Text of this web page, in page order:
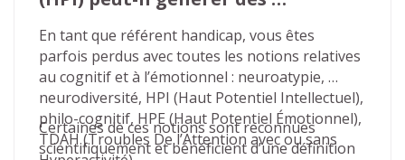
situations de handicap ?
En tant que référent handicap, vous êtes
parfois perdus avec toutes les notions relatives
au cognitif et à l’émotionnel : neuroatypie,
neurodiversité, HPI (Haut Potentiel Intellectuel),
philo-cognitif, HPE (Haut Potentiel Émotionnel),
TDAH (Troubles De l’Attention avec ou sans
Certaines de ces notions sont reconnues
scientifiquement et bénéficient d’une définition